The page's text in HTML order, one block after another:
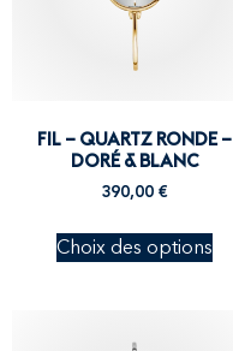
FIL – QUARTZ RONDE –
DORÉ & BLANC
390,00 €
Choix des options